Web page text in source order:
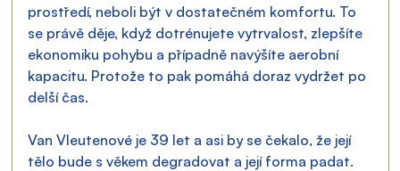
prostředí, neboli být v dostatečném komfortu. To
se právě děje, když dotrénujete vytrvalost, zlepšíte
ekonomiku pohybu a případně navýšíte aerobní
kapacitu. Protože to pak pomáhá doraz vydržet po
delší čas.
Van Vleutenové je 39 let a asi by se čekalo, že její
tělo bude s věkem degradovat a její forma padat.